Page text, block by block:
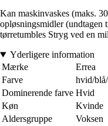
Kan maskinvaskes (maks.
opløsningsmidler
tørretumbles Stryg ved en
Yderligere information
Mærke
Errea
Farve
hvid/
Dominerende farve Hvid
Køn
Kvinde
Aldersgruppe
Voksen